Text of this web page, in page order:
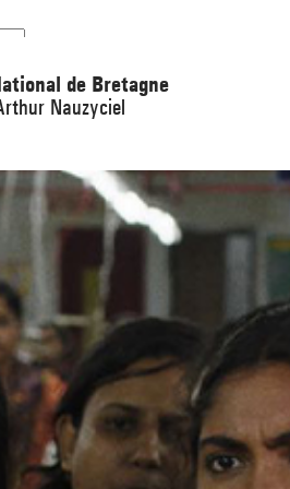
de Bretagne
Nauzyciel